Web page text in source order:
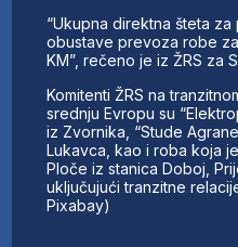
“Ukupna direktna šteta
obustave prevoza robe
KM”, rečeno je iz ŽRS za
Komitenti ŽRS na
srednju Evropu su
iz Zvornika, “Stude
Lukavca, kao i roba koja
Ploče iz stanica Doboj,
uključujući tranzitne
Pixabay)